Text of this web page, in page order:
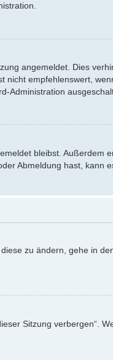
angemeldet. Dies
empfehlenswert,
Administration
bleibst.
Abmeldung hast, kann
zu ändern, gehe in
Sitzung verbergen“.